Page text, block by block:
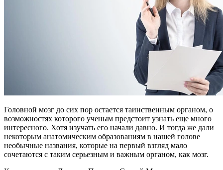
Головной мозг до сих пор остается таинственным органом, о
возможностях которого ученым предстоит узнать еще много
интересного. Хотя изучать его начали давно. И тогда же дали
некоторым анатомическим образованиям в нашей голове
необычные названия, которые на первый взгляд мало
сочетаются с таким серьезным и важным органом, как мозг.